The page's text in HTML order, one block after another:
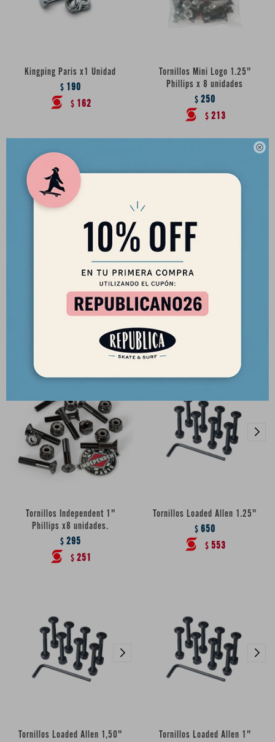

Kingping Paris x1 Unidad
$ 190
$ 162
Tornillos Mini Logo 1.25"
Phillips x 8 unidades
$ 250
$ 213
Tornillos Mini Logo 1.5"
Phillips x 8 unidades
Tornillos Elemento 7/8¨
phillips x8 - negros
Tornillos Independent 1"
Phillips x8 unidades.
$ 295
$ 251
Tornillos Loaded Allen 1.25"
$ 650
$ 553
Tornillos Loaded Allen 1,50" Tornillos Loaded Allen 1"